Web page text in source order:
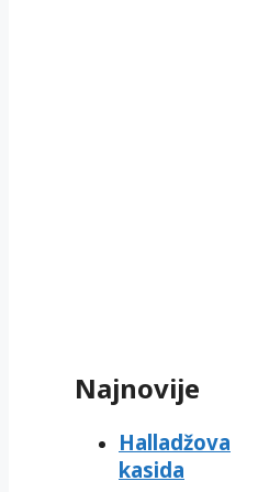
Najnovije
Halladžova
kasida